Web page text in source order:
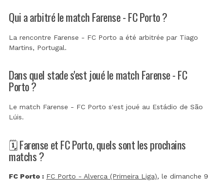
Qui a arbitré le match Farense - FC Porto ?
La rencontre Farense - FC Porto a été arbitrée par Tiago
Martins, Portugal.
Dans quel stade s'est joué le match Farense - FC
Porto ?
Le match Farense - FC Porto s'est joué au Estádio de São
Lúis.
🗓️ Farense et FC Porto, quels sont les prochains
matchs ?
FC Porto : FC Porto - Alverca (Primeira Liga), le dimanche 9